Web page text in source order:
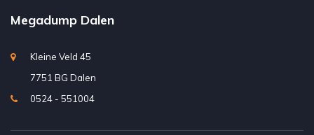
Megadump Dalen
Kleine Veld 45
7751 BG Dalen
0524 - 551004